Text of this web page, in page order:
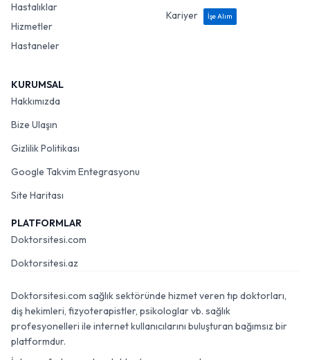
Hastalıklar
Hizmetler
Hastaneler
Kariyer
İşe Alım
KURUMSAL
Hakkımızda
Bize Ulaşın
Gizlilik Politikası
Google Takvim Entegrasyonu
Site Haritası
PLATFORMLAR
Doktorsitesi.com
Doktorsitesi.az
Doktorsitesi.com sağlık sektöründe hizmet veren tıp doktorları,
diş hekimleri, fizyoterapistler, psikologlar vb. sağlık
profesyonelleri ile internet kullanıcılarını buluşturan bağımsız bir
platformdur.